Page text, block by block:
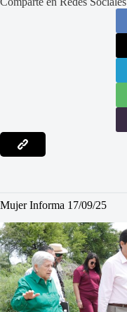
Mujer Informa 17/09/25